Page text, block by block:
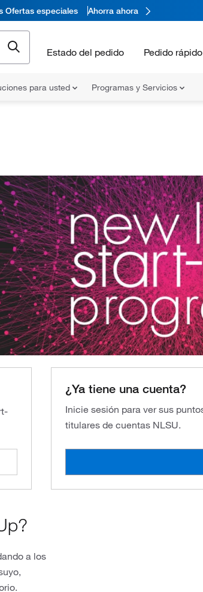
Ofertas especiales Ahorra ahora
Estado del pedido Pedido rápido
para usted Programas y Servicios
¿Ya tiene una cuenta?
Inicie sesión para ver sus
titulares de cuentas NLSU.
a los